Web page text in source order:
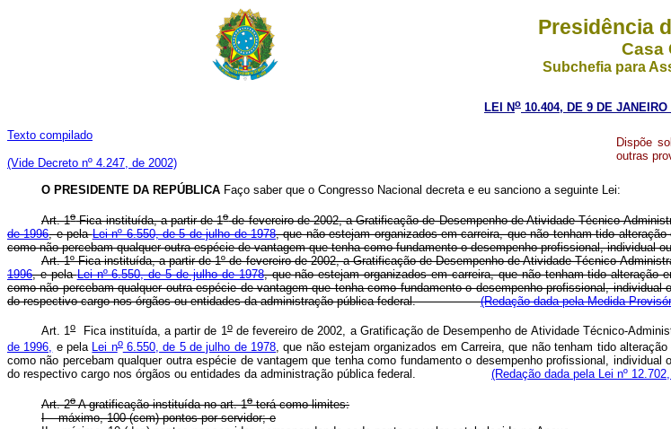
Presidência
Casa
Subchefia para
LEI No 10.404, DE 9 DE
Texto compilado
(Vide Decreto nº 4.247, de 2002)
Dispõe
outras
O PRESIDENTE DA REPÚBLICA Faço saber que o Congresso Nacional decreta e eu sanciono a seguinte Lei:
Art. 1oFica instituída, a partir de 1ode fevereiro de 2002, a Gratificação de Desempenho de Atividade Técnico-
de 1996, e pelaLei nº 6.550, de 5 de julho de 1978, que não estejam organizados em carreira, que não tenham tido
como não percebam qualquer outra espécie de vantagem que tenha como fundamento o desempenho profissional, individual
Art. 1º Fica instituída, a partir de 1º de fevereiro de 2002, a Gratificação de Desempenho de Atividade Técnico-
1996, e pelaLei nº 6.550, de 5 de julho de 1978, que não estejam organizados em carreira, que não tenham tido
como não percebam qualquer outra espécie de vantagem que tenha como fundamento o desempenho profissional,
do respectivo cargo nos órgãos ou entidades da administração pública federal.(Redação dada pela Medida
Art. 1oFica instituída, a partir de 1ode fevereiro de 2002, a Gratificação de Desempenho de Atividade Técnico-
de 1996, e pela Lei no6.550, de 5 de julho de 1978, que não estejam organizados em Carreira, que não tenham tido
como não percebam qualquer outra espécie de vantagem que tenha como fundamento o desempenho profissional,
do respectivo cargo nos órgãos ou entidades da administração pública federal. (Redação dada pela Lei nº
Art. 2oA gratificação instituída no art. 1oterá como limites:
I – máximo, 100 (cem) pontos por servidor; e